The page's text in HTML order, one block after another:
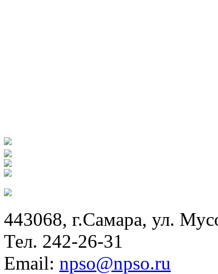
443068, г.Самара, ул.
Тел. 242-26-31
Email: npso@npso.ru